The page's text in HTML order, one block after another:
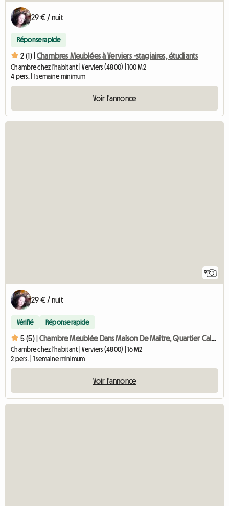
29 € / nuit
Réponse rapide
2 (1) | Chambres Meublées à Verviers -stagiaires, étudiants
Chambre chez l'habitant | Verviers (4800) | 100 M2
4 pers. | 1 semaine minimum
Voir l'annonce
9
29 € / nuit
Vérifié Réponse rapide
5 (5) | Chambre Meublée Dans Maison De Maître, Quartier Calme à Verv
Chambre chez l'habitant | Verviers (4800) | 16 M2
2 pers. | 1 semaine minimum
Voir l'annonce